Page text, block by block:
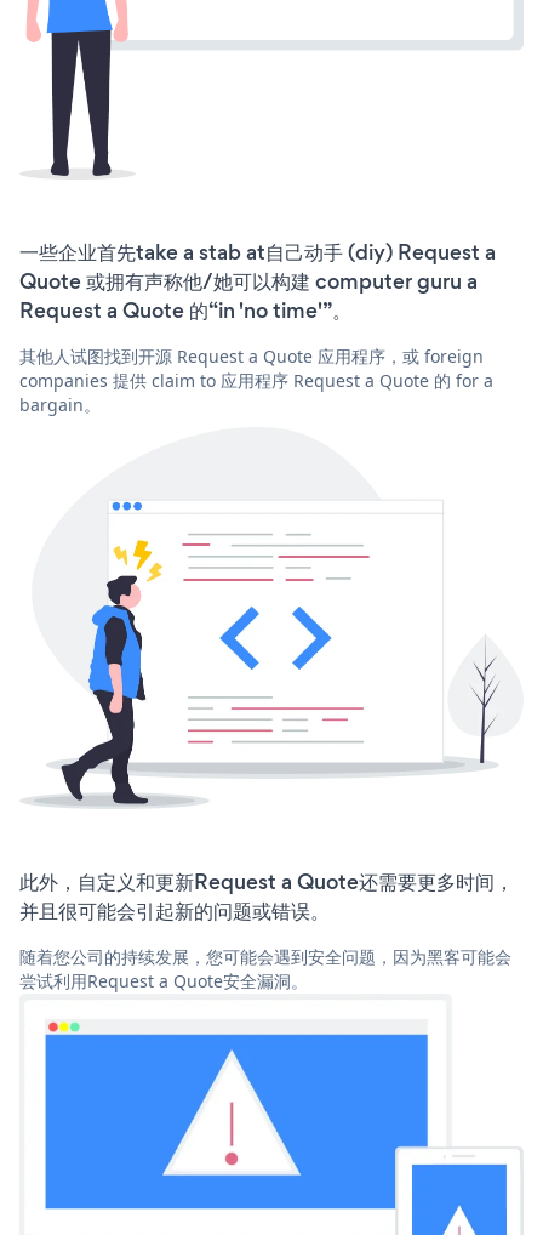
一些企业首先take a stab at自己动手 (diy) Request a
Quote 或拥有声称他/她可以构建 computer guru a
Request a Quote 的“in 'no time'”。
其他人试图找到开源 Request a Quote 应用程序，或 foreign
companies 提供 claim to 应用程序 Request a Quote 的 for a
bargain。
此外，自定义和更新Request a Quote还需要更多时间，
并且很可能会引起新的问题或错误。
随着您公司的持续发展，您可能会遇到安全问题，因为黑客可能会
尝试利用Request a Quote安全漏洞。